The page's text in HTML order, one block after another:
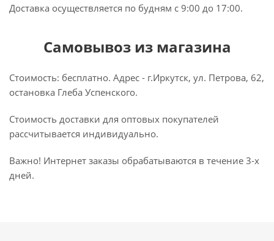
Доставка осуществляется по будням с 9:00 до 17:00.
Самовывоз из магазина
Стоимость: бесплатно. Адрес - г.Иркутск, ул. Петрова, 62,
остановка Глеба Успенского.
Стоимость доставки для оптовых покупателей
рассчитывается индивидуально.
Важно! Интернет заказы обрабатываются в течение 3-х
дней.